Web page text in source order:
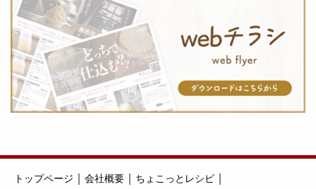
トップページ ｜ 会社概要 ｜ ちょこっとレシピ ｜